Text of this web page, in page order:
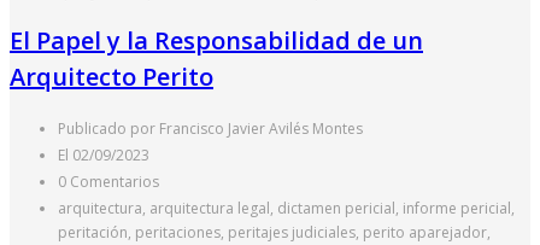
El Papel y la Responsabilidad de un
Arquitecto Perito
Publicado por Francisco Javier Avilés Montes
El 02/09/2023
0 Comentarios
arquitectura, arquitectura legal, dictamen pericial, informe pericial,
peritación, peritaciones, peritajes judiciales, perito aparejador,